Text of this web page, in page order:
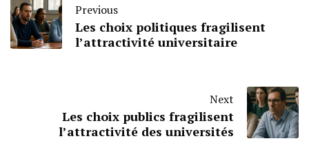
Previous
Les choix politiques fragilisent
l’attractivité universitaire
Next
Les choix publics fragilisent
l’attractivité des universités